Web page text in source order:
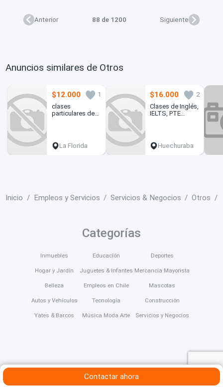
Anterior 88 de 1200 Siguiente
Anuncios similares de Otros
$12.000
1
clases
particulares de
La Florida
$16.000
2
Clases de Inglés,
IELTS, PTE
Huechuraba
Inicio Empleos y Servicios Servicios & Negocios Otros
Contactar ahora
Categorías
Inmuebles
Hogar y Jardín
Belleza
Autos y Vehículos
Yates & Barcos
Educación
Juguetes & Infantes
Empleos en Chile
Tecnología
Música Moda Arte
Deportes
Mercancía Mayorista
Mascotas
Construcción
Servicios y Negocios